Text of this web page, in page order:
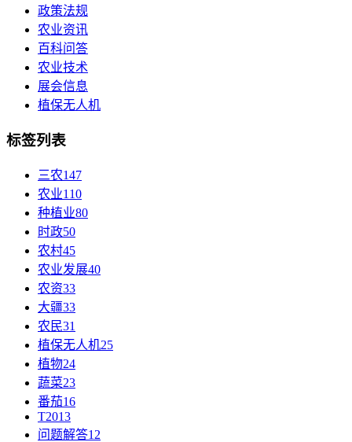
政策法规
农业资讯
百科问答
农业技术
展会信息
植保无人机
标签列表
三农147
农业110
种植业80
时政50
农村45
农业发展40
农资33
大疆33
农民31
植保无人机25
植物24
蔬菜23
番茄16
T2013
问题解答12